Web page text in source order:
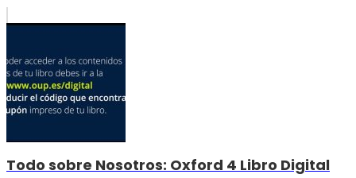
Todo sobre Nosotros: Oxford 4 Libro Digital